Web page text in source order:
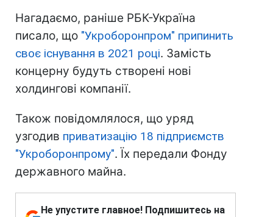
Нагадаємо, раніше РБК-Україна
писало, що "Укроборонпром" припинить
своє існування в 2021 році. Замість
концерну будуть створені нові
холдингові компанії.
Також повідомлялося, що уряд
узгодив приватизацію 18 підприємств
"Укроборонпрому". Їх передали Фонду
державного майна.
Не упустите главное! Подпишитесь на